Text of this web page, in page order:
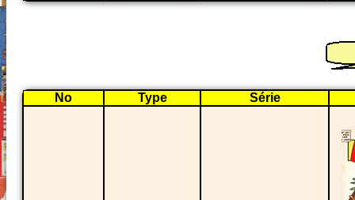
No Type Série